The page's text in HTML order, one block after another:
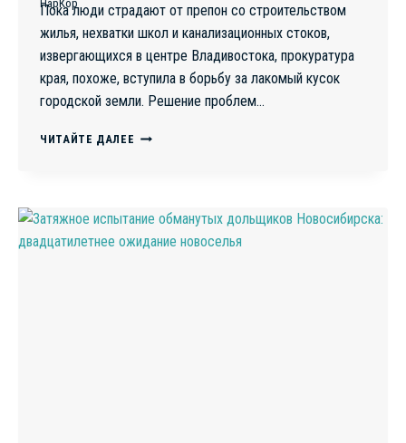
Пока люди страдают от препон со строительством
жилья, нехватки школ и канализационных стоков,
извергающихся в центре Владивостока, прокуратура
края, похоже, вступила в борьбу за лакомый кусок
городской земли. Решение проблем…
ЧИТАЙТЕ ДАЛЕЕ НЕОДНОЗНАЧНЫЕ
ПРОБЛЕМАМИ
С